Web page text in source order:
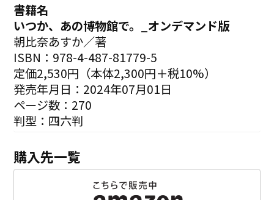
書籍名
いつか、あの博物館で。_オンデマンド版
朝比奈あすか／著
ISBN：978-4-487-81779-5
定価2,530円（本体2,300円＋税10%）
発売年月日：2024年07月01日
ページ数：270
判型：四六判
購入先一覧